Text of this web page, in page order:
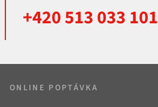
+420 513 033 101
ONLINE POPTÁVKA